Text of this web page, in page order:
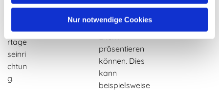
Nur notwendige Cookies
Rates
Kinde
rtage
seinri
chtun
g.
stellen, den
Eltern
präsentieren
können. Dies
kann
beispielsweise